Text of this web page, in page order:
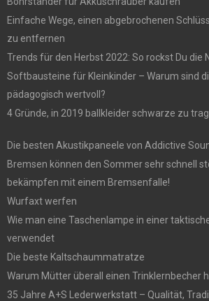
Einfache Wege, einen abgebrochenen
zu entfernen
Trends für den Herbst 2022: So rockst Du die
Softbausteine für Kleinkinder – Warum sind
pädagogisch wertvoll?
4 Gründe, in 2019 ballkleider schwarze zu
Die besten Akustikpaneele von Addictive
Bremsen können den Sommer sehr schnell
bekämpfen mit einem Bremsenfalle!
Wurfaxt werfen
Wie man eine Taschenlampe in einer
verwendet
Die beste Kaltschaummatratze
Warum Mütter überall einen Trinklernbecher
35 Jahre A+S Lederwerkstatt – Qualität,